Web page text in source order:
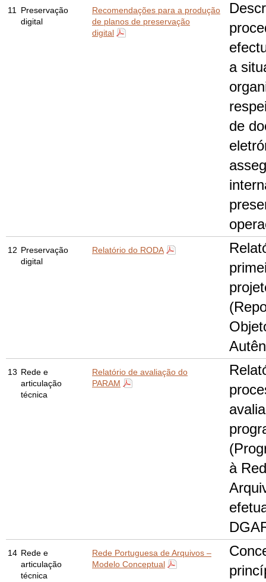
11
Preservação
digital
Recomendações para a produção
de planos de preservação
digital
a
de
12 Preservação
digital
Relatório do RODA
13 Rede e
articulação
técnica
Relatório de avaliação do
PARAM
à
14 Rede e
articulação
técnica
Rede Portuguesa de Arquivos –
Modelo Conceptual